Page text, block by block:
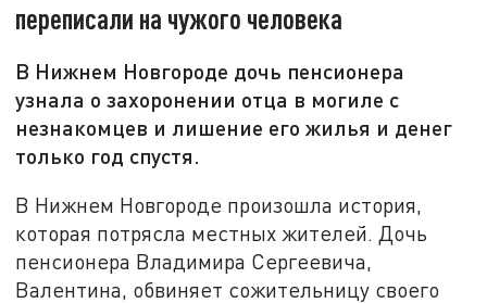
переписали на чужого человека
В Нижнем Новгороде дочь пенсионера
узнала о захоронении отца в могиле с
незнакомцев и лишение его жилья и денег
только год спустя.
В Нижнем Новгороде произошла история,
которая потрясла местных жителей. Дочь
пенсионера Владимира Сергеевича,
Валентина, обвиняет сожительницу своего